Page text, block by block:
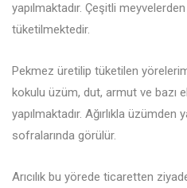
yapılmaktadır. Çeşitli
tüketilmektedir.
Pekmez üretilip tüketilen
kokulu üzüm, dut, armut ve bazı
yapılmaktadır. Ağırlıkla üzümden
sofralarında görülür.
Arıcılık bu yörede ticaretten